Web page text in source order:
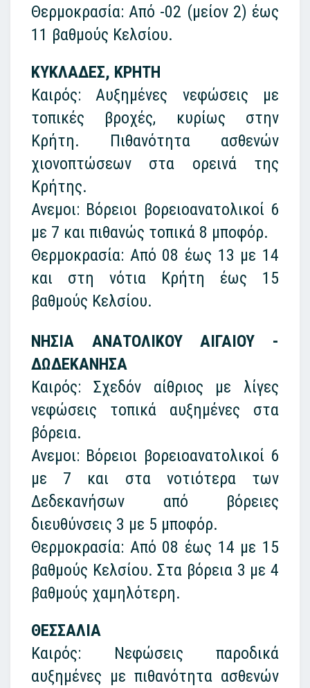
Θερμοκρασία: Από -02 (μείον 2) έως
11 βαθμούς Κελσίου.
ΚΥΚΛΑΔΕΣ, ΚΡΗΤΗ
Καιρός: Αυξημένες νεφώσεις με
τοπικές βροχές, κυρίως στην
Κρήτη. Πιθανότητα ασθενών
χιονοπτώσεων στα ορεινά της
Κρήτης.
Ανεμοι: Βόρειοι βορειοανατολικοί 6
με 7 και πιθανώς τοπικά 8 μποφόρ.
Θερμοκρασία: Από 08 έως 13 με 14
και στη νότια Κρήτη έως 15
βαθμούς Κελσίου.
ΝΗΣΙΑ ΑΝΑΤΟΛΙΚΟΥ ΑΙΓΑΙΟΥ -
ΔΩΔΕΚΑΝΗΣΑ
Καιρός: Σχεδόν αίθριος με λίγες
νεφώσεις τοπικά αυξημένες στα
βόρεια.
Ανεμοι: Βόρειοι βορειοανατολικοί 6
με 7 και στα νοτιότερα των
Δεδεκανήσων από βόρειες
διευθύνσεις 3 με 5 μποφόρ.
Θερμοκρασία: Από 08 έως 14 με 15
βαθμούς Κελσίου. Στα βόρεια 3 με 4
βαθμούς χαμηλότερη.
ΘΕΣΣΑΛΙΑ
Καιρός: Νεφώσεις παροδικά
αυξημένες με πιθανότητα ασθενών